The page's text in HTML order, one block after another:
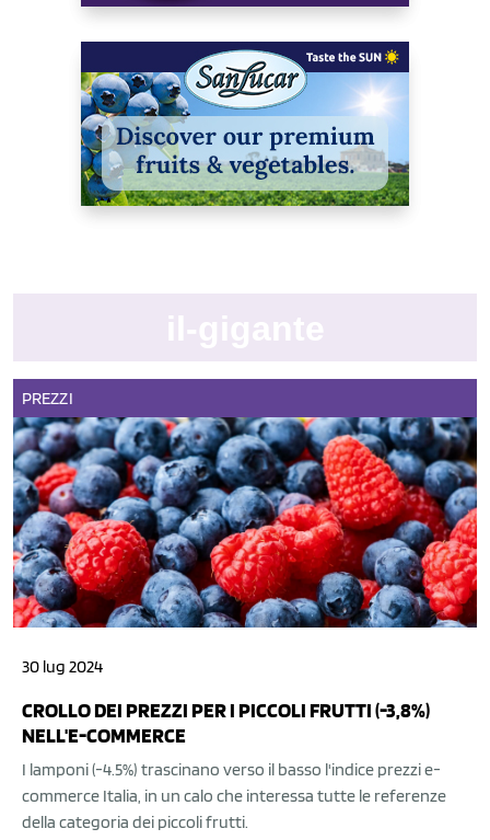
PREZZI
30 lug 2024
CROLLO DEI PREZZI PER I PICCOLI FRUTTI (-3,8%)
NELL'E-COMMERCE
I lamponi (-4.5%) trascinano verso il basso l'indice prezzi e-
commerce Italia, in un calo che interessa tutte le referenze
della categoria dei piccoli frutti.